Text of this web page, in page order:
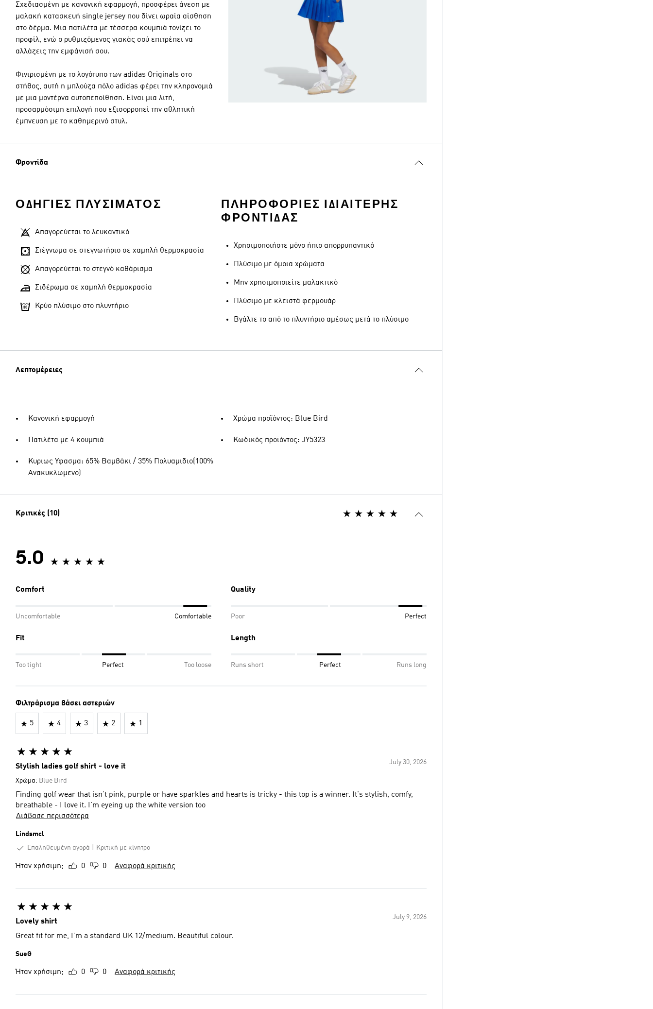
Σχεδιασμένη με κανονική εφαρμογή, προσφέρει άνεση με
μαλακή κατασκευή single jersey που δίνει ωραία αίσθηση
στο δέρμα. Μια πατιλέτα με τέσσερα κουμπιά τονίζει το
προφίλ, ενώ ο ρυθμιζόμενος γιακάς σού επιτρέπει να
αλλάζεις την εμφάνισή σου.
Φινιρισμένη με το λογότυπο των adidas Originals στο
στήθος, αυτή η μπλούζα πόλο adidas φέρει την κληρονομιά
με μια μοντέρνα αυτοπεποίθηση. Είναι μια λιτή,
προσαρμόσιμη επιλογή που εξισορροπεί την αθλητική
έμπνευση με το καθημερινό στυλ.
Φροντίδα
ΟΔΗΓΊΕΣ ΠΛΥΣΊΜΑΤΟΣ
Απαγορεύεται το λευκαντικό
Στέγνωμα σε στεγνωτήριο σε χαμηλή θερμοκρασία
Απαγορεύεται το στεγνό καθάρισμα
Σιδέρωμα σε χαμηλή θερμοκρασία
Κρύο πλύσιμο στο πλυντήριο
ΠΛΗΡΟΦΟΡΊΕΣ ΙΔΙΑΊΤΕΡΗΣ
ΦΡΟΝΤΊΔΑΣ
Χρησιμοποιήστε μόνο ήπιο απορρυπαντικό
Πλύσιμο με όμοια χρώματα
Μην χρησιμοποιείτε μαλακτικό
Πλύσιμο με κλειστά φερμουάρ
Βγάλτε το από το πλυντήριο αμέσως μετά το πλύσιμο
Λεπτομέρειες
Κανονική εφαρμογή
Πατιλέτα με 4 κουμπιά
Κυριως Υφασμα: 65% Βαμβάκι / 35% Πολυαμιδιο(100%
Ανακυκλωμενο)
Χρώμα προϊόντος: Blue Bird
Κωδικός προϊόντος: JY5323
Κριτικές (10)
5.0
Comfort
Uncomfortable Comfortable
Quality
Poor Perfect
Fit
Too tight Perfect Too loose
Length
Runs short Perfect Runs long
Φιλτράρισμα βάσει αστεριών
5 4 3 2 1
July 30, 2026
Stylish ladies golf shirt - love it
Χρώμα: Blue Bird
Finding golf wear that isn't pink, purple or have sparkles and hearts is tricky - this top is a winner. It's stylish, comfy,
breathable - I love it. I'm eyeing up the white version too
Διάβασε περισσότερα
Lindsmcl
Επαληθευμένη αγορά
Κριτική με κίνητρο
Ήταν χρήσιμη; 0 0 Αναφορά κριτικής
July 9, 2026
Lovely shirt
Great fit for me, I’m a standard UK 12/medium. Beautiful colour.
SueG
Ήταν χρήσιμη; 0 0 Αναφορά κριτικής